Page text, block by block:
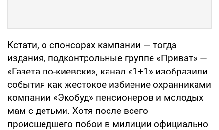
Кстати, о спонсорах кампании — тогда
издания, подконтрольные группе «Приват» —
«Газета по-киевски», канал «1+1» изобразили
события как жестокое избиение охранниками
компании «Экобуд» пенсионеров и молодых
мам с детьми. Хотя после всего
происшедшего побои в милиции официально